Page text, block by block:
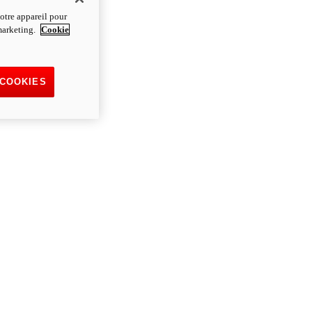
appareil pour
Cookie